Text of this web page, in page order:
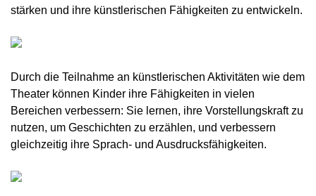
stärken und ihre künstlerischen Fähigkeiten zu entwickeln.
Durch die Teilnahme an künstlerischen Aktivitäten wie dem
Theater können Kinder ihre Fähigkeiten in vielen
Bereichen verbessern: Sie lernen, ihre Vorstellungskraft zu
nutzen, um Geschichten zu erzählen, und verbessern
gleichzeitig ihre Sprach- und Ausdrucksfähigkeiten.